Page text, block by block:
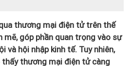
thương mại điện tử trên thế
góp phần quan trọng vào sự
và hội nhập kinh tế. Tuy nhiên,
thấy thương mại điện tử càng